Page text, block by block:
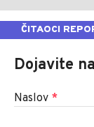
ČITAOCI
Dojavite
Naslov *